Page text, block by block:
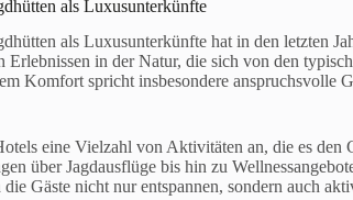
als Luxusunterkünfte
als Luxusunterkünfte hat in den letzten
Erlebnissen in der Natur, die sich von den
Komfort spricht insbesondere anspruchsvolle
eine Vielzahl von Aktivitäten an, die es den
über Jagdausflüge bis hin zu
Gäste nicht nur entspannen, sondern auch